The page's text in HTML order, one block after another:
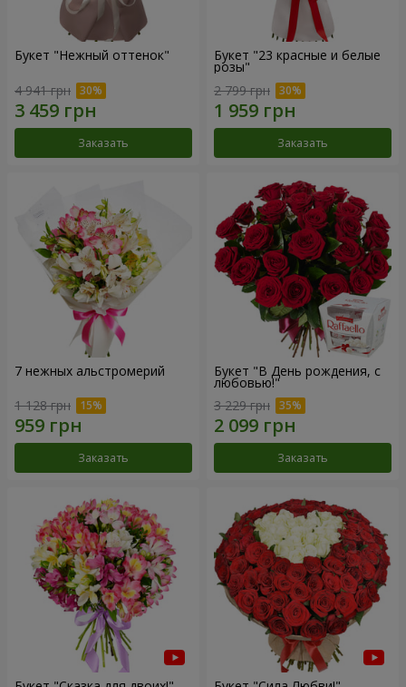
Букет "Нежный оттенок"
4 941 грн
Заказать
Букет "23 красные и белые
розы"
2 799 грн
Заказать
7 нежных альстромерий
1 128 грн
Заказать
Букет "В День рождения, с
любовью!"
3 229 грн
Заказать